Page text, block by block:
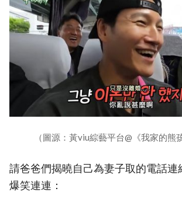
（圖源：黃viu綜藝平台@《我家的熊
請爸爸們揭曉自己為妻子取的電話連
爆笑連連：